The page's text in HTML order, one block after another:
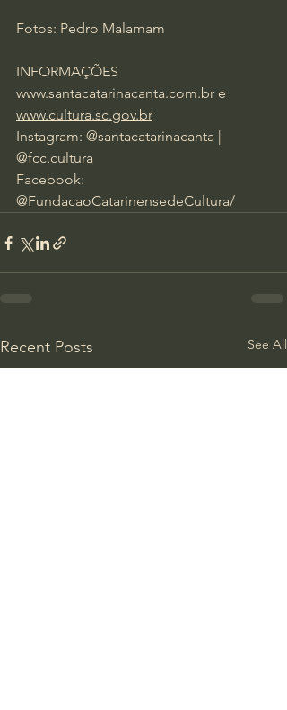
Fotos: Pedro Malamam
INFORMAÇÕES
www.santacatarinacanta.com.br e
www.cultura.sc.gov.br
Instagram: @santacatarinacanta |
@fcc.cultura
Facebook:
@FundacaoCatarinensedeCultura/
Recent Posts See All